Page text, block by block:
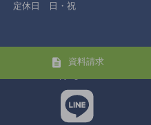
資料請求
定休日 日・祝